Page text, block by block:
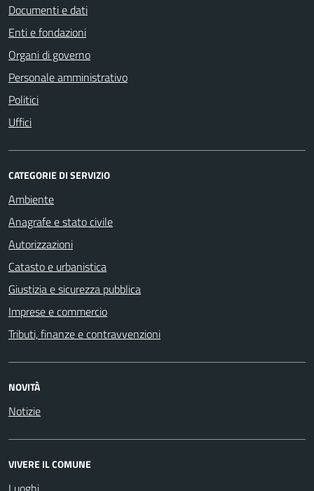
Documenti e dati
Enti e fondazioni
Organi di governo
Personale amministrativo
Politici
Uffici
CATEGORIE DI SERVIZIO
Ambiente
Anagrafe e stato civile
Autorizzazioni
Catasto e urbanistica
Giustizia e sicurezza pubblica
Imprese e commercio
Tributi, finanze e contravvenzioni
NOVITÀ
Notizie
VIVERE IL COMUNE